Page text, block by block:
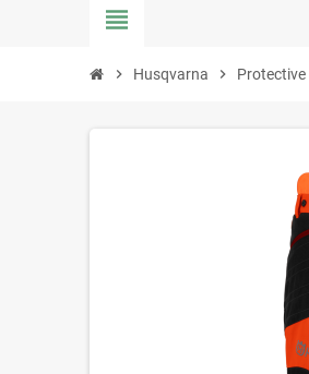
view_headline
chevron_right Husqvarna chevron_right